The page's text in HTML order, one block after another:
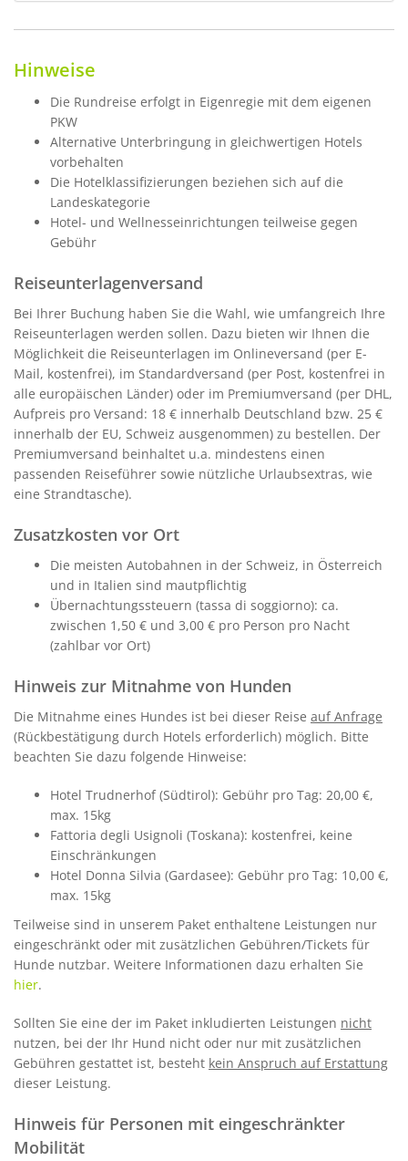
Hinweise
Die Rundreise erfolgt in Eigenregie mit dem eigenen
PKW
Alternative Unterbringung in gleichwertigen Hotels
vorbehalten
Die Hotelklassifizierungen beziehen sich auf die
Landeskategorie
Hotel- und Wellnesseinrichtungen teilweise gegen
Gebühr
Reiseunterlagenversand
Bei Ihrer Buchung haben Sie die Wahl, wie umfangreich Ihre
Reiseunterlagen werden sollen. Dazu bieten wir Ihnen die
Möglichkeit die Reiseunterlagen im Onlineversand (per E-
Mail, kostenfrei), im Standardversand (per Post, kostenfrei in
alle europäischen Länder) oder im Premiumversand (per DHL,
Aufpreis pro Versand: 18 € innerhalb Deutschland bzw. 25 €
innerhalb der EU, Schweiz ausgenommen) zu bestellen. Der
Premiumversand beinhaltet u.a. mindestens einen
passenden Reiseführer sowie nützliche Urlaubsextras, wie
eine Strandtasche).
Zusatzkosten vor Ort
Die meisten Autobahnen in der Schweiz, in Österreich
und in Italien sind mautpflichtig
Übernachtungssteuern (tassa di soggiorno): ca.
zwischen 1,50 € und 3,00 € pro Person pro Nacht
(zahlbar vor Ort)
Hinweis zur Mitnahme von Hunden
Die Mitnahme eines Hundes ist bei dieser Reise auf Anfrage
(Rückbestätigung durch Hotels erforderlich) möglich. Bitte
beachten Sie dazu folgende Hinweise:
Hotel Trudnerhof (Südtirol): Gebühr pro Tag: 20,00 €,
max. 15kg
Fattoria degli Usignoli (Toskana): kostenfrei, keine
Einschränkungen
Hotel Donna Silvia (Gardasee): Gebühr pro Tag: 10,00 €,
max. 15kg
Teilweise sind in unserem Paket enthaltene Leistungen nur
eingeschränkt oder mit zusätzlichen Gebühren/Tickets für
Hunde nutzbar. Weitere Informationen dazu erhalten Sie
hier.
Sollten Sie eine der im Paket inkludierten Leistungen nicht
nutzen, bei der Ihr Hund nicht oder nur mit zusätzlichen
Gebühren gestattet ist, besteht kein Anspruch auf Erstattung
dieser Leistung.
Hinweis für Personen mit eingeschränkter
Mobilität